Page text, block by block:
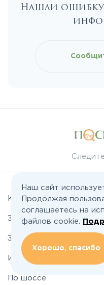
Нашли ошибку
Коттеджные поселки
Земельные участки
Застройщикам
Инвесторам
По шоссе
Наш сайт
Продолжая
соглашаетесь на
файлов cookie.
Хорошо, спасибо